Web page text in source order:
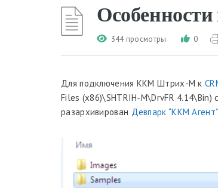
344 просмотры 0
Для подключения ККМ Штрих-М к
Files (x86)\SHTRIH-M\DrvFR 4.14\Bin)
разархивирован Девпарк “ККМ Агент”.